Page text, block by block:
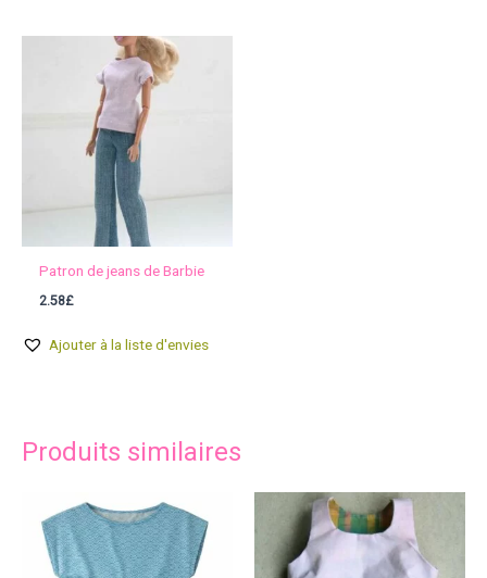
Patron de jeans de Barbie
2.58£
Ajouter à la liste d'envies
Produits similaires